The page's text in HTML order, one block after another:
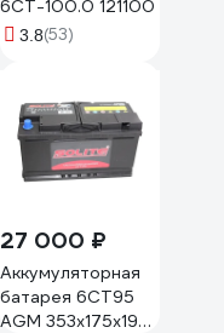
6СТ-100.0 121100
3.8(53)
27 000 ₽
Аккумуляторная
батарея 6СТ95
AGM 353х175х190